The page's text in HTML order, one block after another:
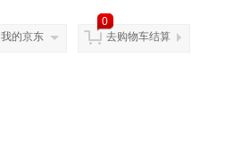
我的京东
0
去购物车结算